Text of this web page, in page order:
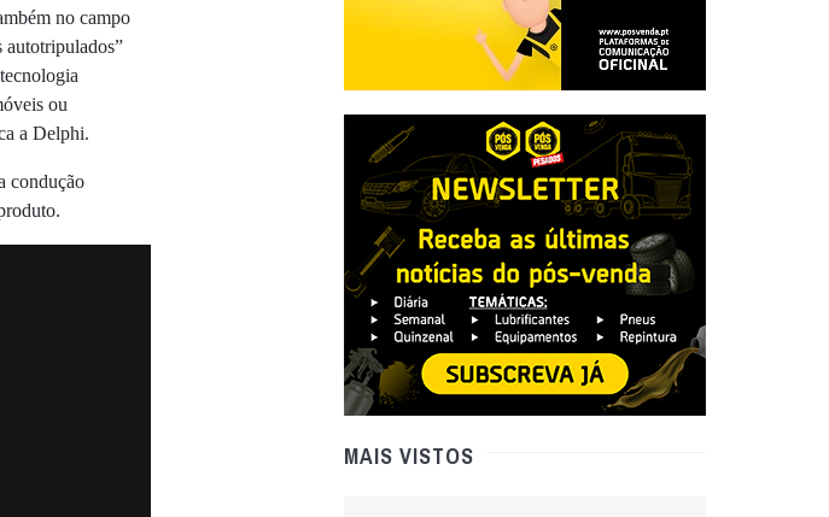
no campo
autotripulados”
ou
a Delphi.
condução
MAIS VISTOS